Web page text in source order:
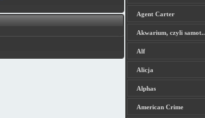
Agent Carter
Akwarium, czyli samot..
Alf
Alicja
Alphas
American Crime